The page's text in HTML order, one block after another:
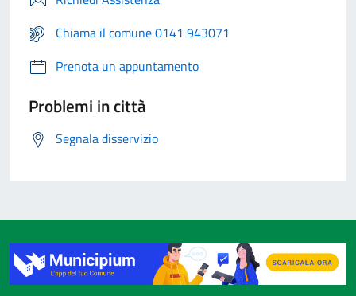
Chiama il comune 0141 943071
Prenota un appuntamento
Problemi in città
Segnala disservizio